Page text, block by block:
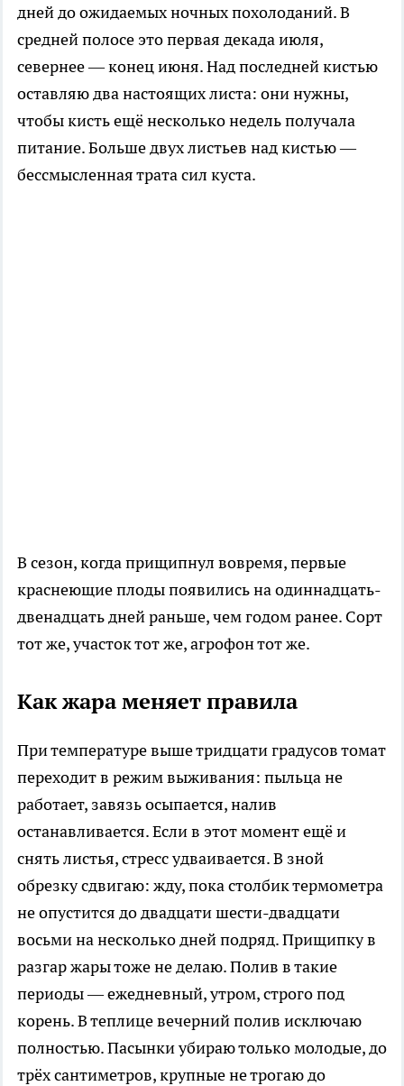
дней до ожидаемых ночных похолоданий. В
средней полосе это первая декада июля,
севернее — конец июня. Над последней кистью
оставляю два настоящих листа: они нужны,
чтобы кисть ещё несколько недель получала
питание. Больше двух листьев над кистью —
бессмысленная трата сил куста.
В сезон, когда прищипнул вовремя, первые
краснеющие плоды появились на одиннадцать-
двенадцать дней раньше, чем годом ранее. Сорт
тот же, участок тот же, агрофон тот же.
Как жара меняет правила
При температуре выше тридцати градусов томат
переходит в режим выживания: пыльца не
работает, завязь осыпается, налив
останавливается. Если в этот момент ещё и
снять листья, стресс удваивается. В зной
обрезку сдвигаю: жду, пока столбик термометра
не опустится до двадцати шести-двадцати
восьми на несколько дней подряд. Прищипку в
разгар жары тоже не делаю. Полив в такие
периоды — ежедневный, утром, строго под
корень. В теплице вечерний полив исключаю
полностью. Пасынки убираю только молодые, до
трёх сантиметров, крупные не трогаю до